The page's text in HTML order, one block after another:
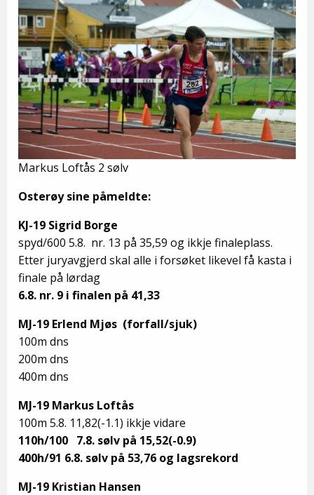
Markus Loftås 2 sølv
Osterøy sine påmeldte:
KJ-19 Sigrid Borge
spyd/600 5.8. nr. 13 på 35,59 og ikkje finaleplass.
Etter juryavgjerd skal alle i forsøket likevel få kasta i
finale på lørdag
6.8. nr. 9 i finalen på 41,33
MJ-19 Erlend Mjøs (forfall/sjuk)
100m dns
200m dns
400m dns
MJ-19 Markus Loftås
100m 5.8. 11,82(-1.1) ikkje vidare
110h/100 7.8. sølv på 15,52(-0.9)
400h/91 6.8. sølv på 53,76 og lagsrekord
MJ-19 Kristian Hansen